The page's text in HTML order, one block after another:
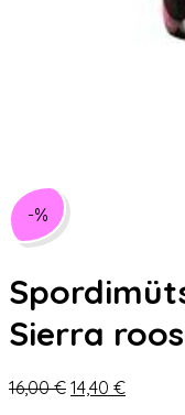
-%
Sierra
16,00€ Algne
14,40 €